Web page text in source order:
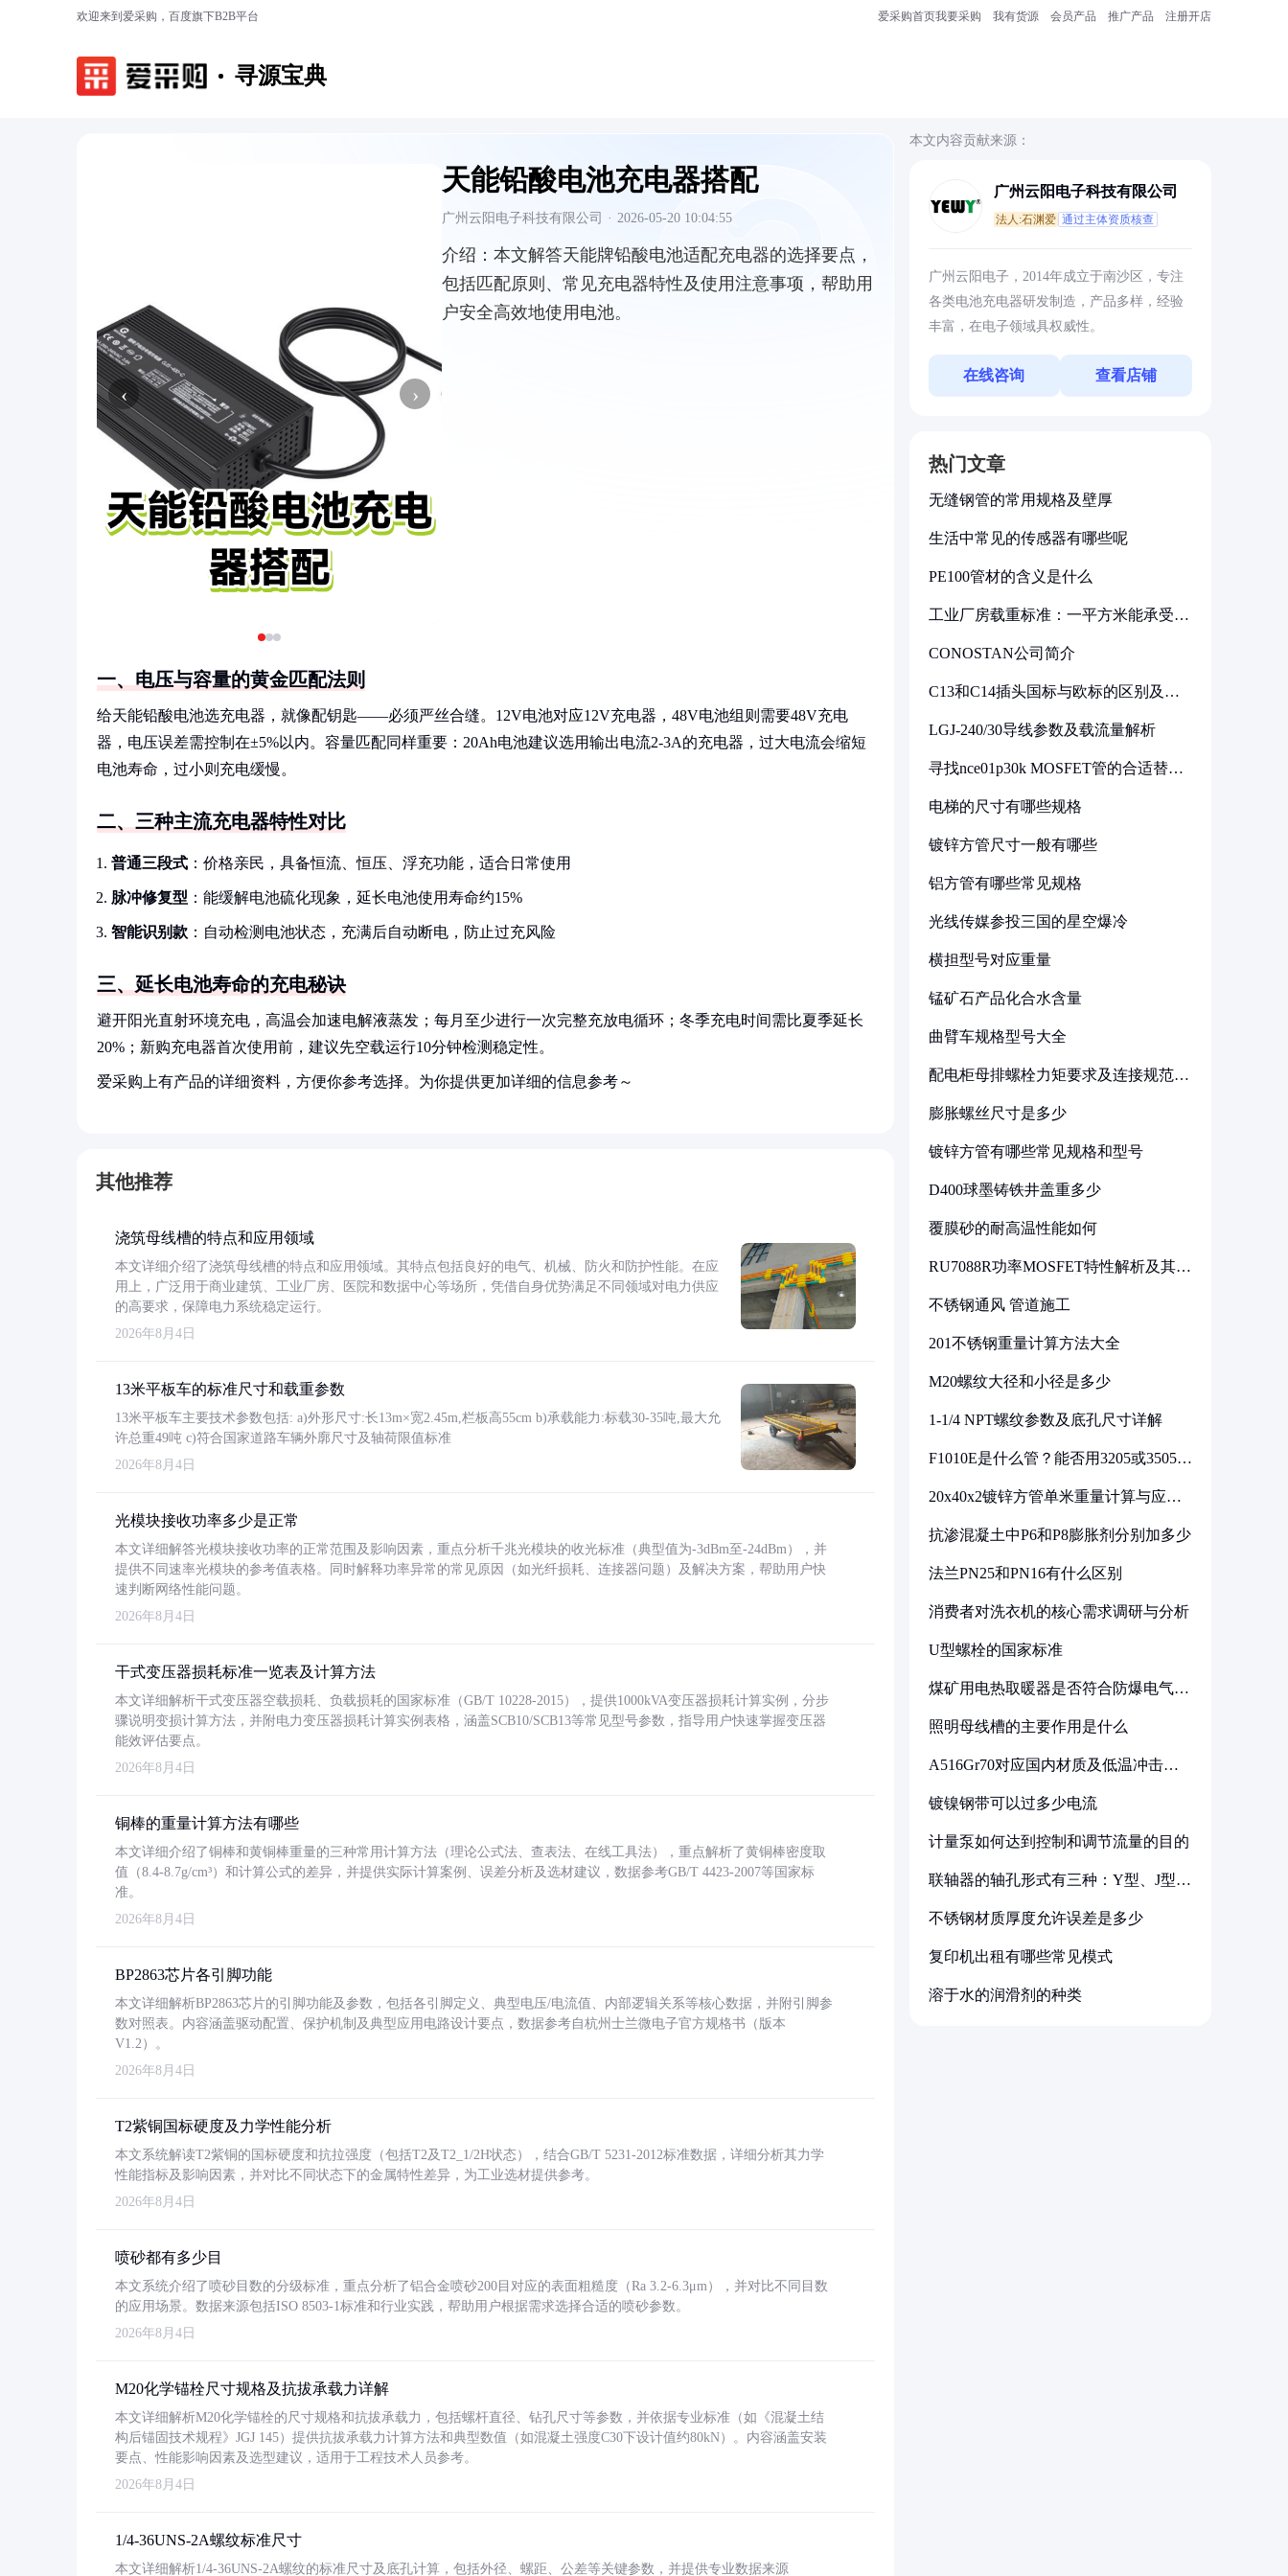
欢迎来到爱采购，百度旗下B2B平台 爱采购首页我要采购 我有货源 会员产品 推广产品 注册开店
寻源宝典
‹ ›
天能铅酸电池充电器搭配
广州云阳电子科技有限公司 · 2026-05-20 10:04:55
介绍： 本文解答天能牌铅酸电池适配充电器的选择要点，
包括匹配原则、常见充电器特性及使用注意事项，帮助用
户安全高效地使用电池。
一、电压与容量的黄金匹配法则
给天能铅酸电池选充电器，就像配钥匙——必须严丝合缝。12V电池对应12V充电器，48V电池组则需要48V充电
器，电压误差需控制在±5%以内。容量匹配同样重要：20Ah电池建议选用输出电流2-3A的充电器，过大电流会缩短
电池寿命，过小则充电缓慢。
二、三种主流充电器特性对比
普通三段式 ：价格亲民，具备恒流、恒压、浮充功能，适合日常使用
脉冲修复型 ：能缓解电池硫化现象，延长电池使用寿命约15%
智能识别款 ：自动检测电池状态，充满后自动断电，防止过充风险
三、延长电池寿命的充电秘诀
避开阳光直射环境充电，高温会加速电解液蒸发；每月至少进行一次完整充放电循环；冬季充电时间需比夏季延长
20%；新购充电器首次使用前，建议先空载运行10分钟检测稳定性。
爱采购上有产品的详细资料，方便你参考选择。为你提供更加详细的信息参考～
其他推荐
浇筑母线槽的特点和应用领域
本文详细介绍了浇筑母线槽的特点和应用领域。其特点包括良好的电气、机械、防火和防护性能。在应
用上，广泛用于商业建筑、工业厂房、医院和数据中心等场所，凭借自身优势满足不同领域对电力供应
的高要求，保障电力系统稳定运行。
2026年8月4日
13米平板车的标准尺寸和载重参数
13米平板车主要技术参数包括: a)外形尺寸:长13m×宽2.45m,栏板高55cm b)承载能力:标载30-35吨,最大允
许总重49吨 c)符合国家道路车辆外廓尺寸及轴荷限值标准
2026年8月4日
光模块接收功率多少是正常
本文详细解答光模块接收功率的正常范围及影响因素，重点分析千兆光模块的收光标准（典型值为-3dBm至-24dBm），并
提供不同速率光模块的参考值表格。同时解释功率异常的常见原因（如光纤损耗、连接器问题）及解决方案，帮助用户快
速判断网络性能问题。
2026年8月4日
干式变压器损耗标准一览表及计算方法
本文详细解析干式变压器空载损耗、负载损耗的国家标准（GB/T 10228-2015），提供1000kVA变压器损耗计算实例，分步
骤说明变损计算方法，并附电力变压器损耗计算实例表格，涵盖SCB10/SCB13等常见型号参数，指导用户快速掌握变压器
能效评估要点。
2026年8月4日
铜棒的重量计算方法有哪些
本文详细介绍了铜棒和黄铜棒重量的三种常用计算方法（理论公式法、查表法、在线工具法），重点解析了黄铜棒密度取
值（8.4-8.7g/cm³）和计算公式的差异，并提供实际计算案例、误差分析及选材建议，数据参考GB/T 4423-2007等国家标
准。
2026年8月4日
BP2863芯片各引脚功能
本文详细解析BP2863芯片的引脚功能及参数，包括各引脚定义、典型电压/电流值、内部逻辑关系等核心数据，并附引脚参
数对照表。内容涵盖驱动配置、保护机制及典型应用电路设计要点，数据参考自杭州士兰微电子官方规格书（版本
V1.2）。
2026年8月4日
T2紫铜国标硬度及力学性能分析
本文系统解读T2紫铜的国标硬度和抗拉强度（包括T2及T2_1/2H状态），结合GB/T 5231-2012标准数据，详细分析其力学
性能指标及影响因素，并对比不同状态下的金属特性差异，为工业选材提供参考。
2026年8月4日
喷砂都有多少目
本文系统介绍了喷砂目数的分级标准，重点分析了铝合金喷砂200目对应的表面粗糙度（Ra 3.2-6.3μm），并对比不同目数
的应用场景。数据来源包括ISO 8503-1标准和行业实践，帮助用户根据需求选择合适的喷砂参数。
2026年8月4日
M20化学锚栓尺寸规格及抗拔承载力详解
本文详细解析M20化学锚栓的尺寸规格和抗拔承载力，包括螺杆直径、钻孔尺寸等参数，并依据专业标准（如《混凝土结
构后锚固技术规程》JGJ 145）提供抗拔承载力计算方法和典型数值（如混凝土强度C30下设计值约80kN）。内容涵盖安装
要点、性能影响因素及选型建议，适用于工程技术人员参考。
2026年8月4日
1/4-36UNS-2A螺纹标准尺寸
本文详细解析1/4-36UNS-2A螺纹的标准尺寸及底孔计算，包括外径、螺距、公差等关键参数，并提供专业数据来源
本文内容贡献来源：
广州云阳电子科技有限公司
法人:石渊爱 通过主体资质核查
广州云阳电子，2014年成立于南沙区，专注
各类电池充电器研发制造，产品多样，经验
丰富，在电子领域具权威性。
在线咨询 查看店铺
热门文章
无缝钢管的常用规格及壁厚
生活中常见的传感器有哪些呢
PE100管材的含义是什么
工业厂房载重标准：一平方米能承受多
CONOSTAN公司简介
C13和C14插头国标与欧标的区别及其
LGJ-240/30导线参数及载流量解析
寻找nce01p30k MOSFET管的合适替代
电梯的尺寸有哪些规格
镀锌方管尺寸一般有哪些
铝方管有哪些常见规格
光线传媒参投三国的星空爆冷
横担型号对应重量
锰矿石产品化合水含量
曲臂车规格型号大全
配电柜母排螺栓力矩要求及连接规范详
膨胀螺丝尺寸是多少
镀锌方管有哪些常见规格和型号
D400球墨铸铁井盖重多少
覆膜砂的耐高温性能如何
RU7088R功率MOSFET特性解析及其在
不锈钢通风 管道施工
201不锈钢重量计算方法大全
M20螺纹大径和小径是多少
1-1/4 NPT螺纹参数及底孔尺寸详解
F1010E是什么管？能否用3205或3505代
20x40x2镀锌方管单米重量计算与应用
抗渗混凝土中P6和P8膨胀剂分别加多少
法兰PN25和PN16有什么区别
消费者对洗衣机的核心需求调研与分析
U型螺栓的国家标准
煤矿用电热取暖器是否符合防爆电气设
照明母线槽的主要作用是什么
A516Gr70对应国内材质及低温冲击要
镀镍钢带可以过多少电流
计量泵如何达到控制和调节流量的目的
联轴器的轴孔形式有三种：Y型、J型、
不锈钢材质厚度允许误差是多少
复印机出租有哪些常见模式
溶于水的润滑剂的种类